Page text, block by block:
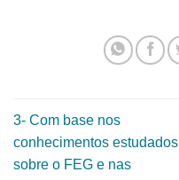
3- Com base nos
conhecimentos estudados
sobre o FEG e nas